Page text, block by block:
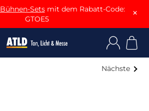
Bühnen-Setsmit dem Rabatt-Code:
GTOE5
×
Nächste